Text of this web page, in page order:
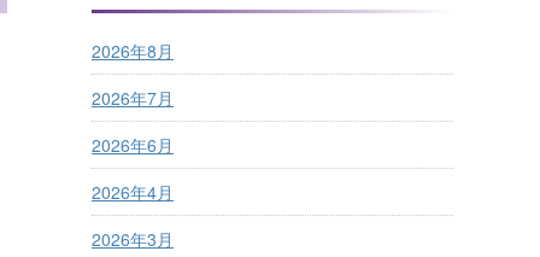
2026年8月
2026年7月
2026年6月
2026年4月
2026年3月